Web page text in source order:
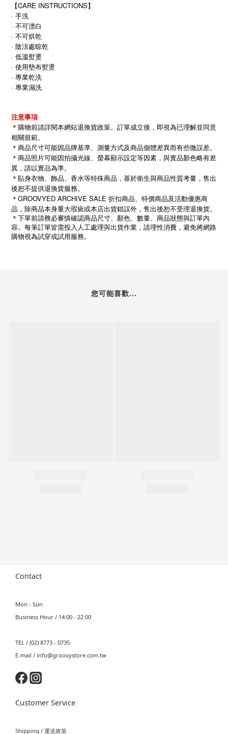
【CARE INSTRUCTIONS】
· 手洗
· 不可漂白
· 不可烘乾
· 陰涼處晾乾
· 低溫熨燙
· 使用墊布熨燙
· 專業乾洗
· 專業濕洗
注意事項
＊購物前請詳閱本網站退換貨政策。訂單成立後，即視為已理解並同意
相關規範。
＊商品尺寸可能因品牌基準、測量方式及商品個體差異而有些微誤差。
＊商品照片可能因拍攝光線、螢幕顯示設定等因素，與實品顏色略有差
異，請以實品為準。
＊貼身衣物、飾品、香水等特殊商品，基於衛生與商品性質考量，售出
後恕不提供退換貨服務。
＊GROOVYED ARCHIVE SALE 折扣商品、特價商品及活動優惠商
品，除商品本身重大瑕疵或本店出貨錯誤外，售出後恕不受理退換貨。
＊下單前請務必審慎確認商品尺寸、顏色、數量、商品狀態與訂單內
容。每筆訂單皆需投入人工處理與出貨作業，請理性消費，避免將網路
購物視為試穿或試用服務。
您可能喜歡...
Contact
Mon - Sun
Business Hour / 14:00 - 22:00
TEL / (02) 8773 - 0735
E-mail / info@groovystore.com.tw
Customer Service
Shipping / 運送政策